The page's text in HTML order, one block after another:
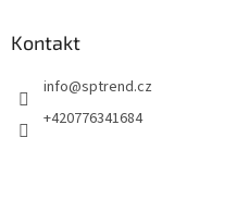
Kontakt
info@sptrend.cz
+420776341684